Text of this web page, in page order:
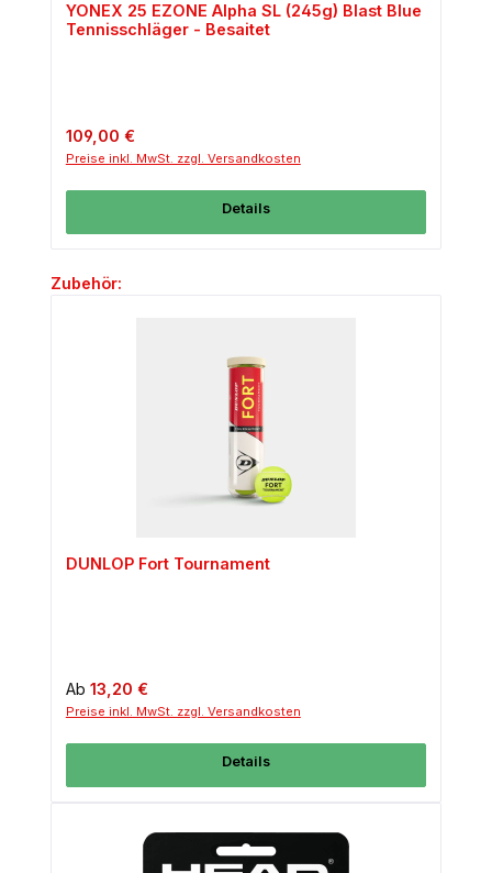
YONEX 25 EZONE Alpha SL (245g) Blast Blue
Tennisschläger - Besaitet
Regulärer Preis:
109,00 €
Preise inkl. MwSt. zzgl. Versandkosten
Details
Produktgalerie überspringen
Zubehör:
DUNLOP Fort Tournament
Regulärer Preis:
Ab 13,20 €
Preise inkl. MwSt. zzgl. Versandkosten
Details